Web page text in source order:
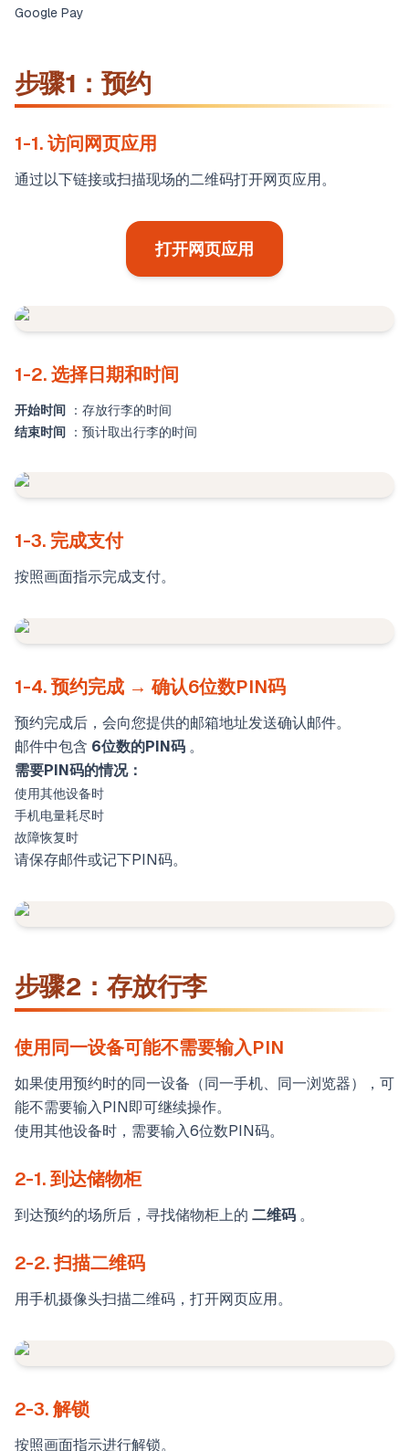
Google Pay
步骤1：预约
1-1. 访问网页应用
通过以下链接或扫描现场的二维码打开网页应用。
打开网页应用
1-2. 选择日期和时间
开始时间 ：存放行李的时间
结束时间 ：预计取出行李的时间
1-3. 完成支付
按照画面指示完成支付。
1-4. 预约完成 → 确认6位数PIN码
预约完成后，会向您提供的邮箱地址发送确认邮件。
邮件中包含 6位数的PIN码 。
需要PIN码的情况：
使用其他设备时
手机电量耗尽时
故障恢复时
请保存邮件或记下PIN码。
步骤2：存放行李
使用同一设备可能不需要输入PIN
如果使用预约时的同一设备（同一手机、同一浏览器），可
能不需要输入PIN即可继续操作。
使用其他设备时，需要输入6位数PIN码。
2-1. 到达储物柜
到达预约的场所后，寻找储物柜上的 二维码 。
2-2. 扫描二维码
用手机摄像头扫描二维码，打开网页应用。
2-3. 解锁
按照画面指示进行解锁。